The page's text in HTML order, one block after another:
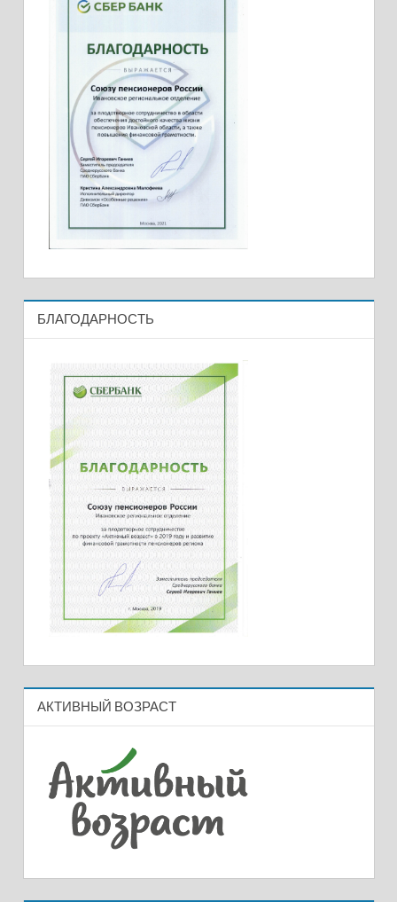
БЛАГОДАРНОСТЬ
АКТИВНЫЙ ВОЗРАСТ